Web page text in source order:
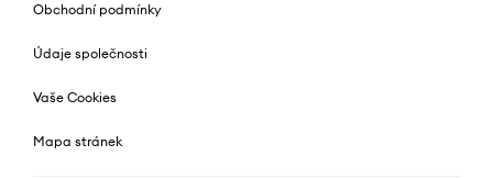
Obchodní podmínky
Údaje společnosti
Vaše Cookies
Mapa stránek